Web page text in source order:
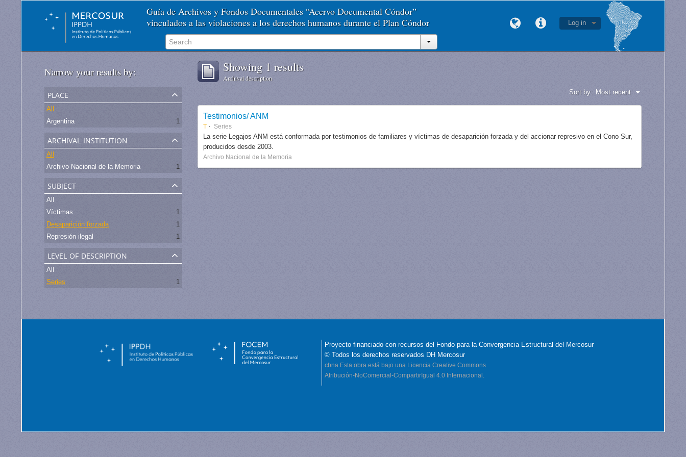
Guía de Archivos y Fondos Documentales “Acervo Documental Cóndor”
vinculados a las violaciones a los derechos humanos durante el Plan Cóndor
Log in
Narrow your results by:
place
All
Argentina
1
archival institution
All
Archivo Nacional de la Memoria
1
subject
All
Víctimas
1
Desaparición forzada
1
Represión ilegal
1
level of description
All
Series
1
Showing 1 results
Archival description
Sort by: Most recent
Testimonios/ ANM
T Series
La serie Legajos ANM está conformada por testimonios de familiares y víctimas de desaparición forzada y del accionar represivo en el Cono Sur,
producidos desde 2003.
Archivo Nacional de la Memoria
Proyecto financiado con recursos del Fondo para la Convergencia Estructural del Mercosur
© Todos los derechos reservados DH Mercosur
cbna Esta obra está bajo una Licencia Creative Commons
Atribución-NoComercial-CompartirIgual 4.0 Internacional.